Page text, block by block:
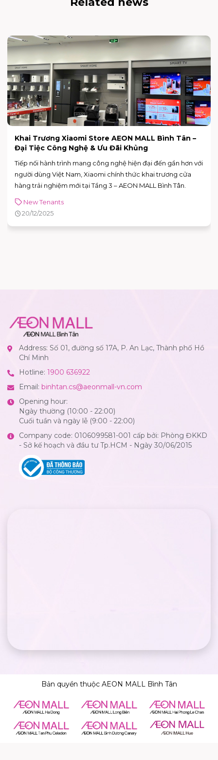
Khai Trương GiGO Cafe Tại AEON MALL Bình Tân –
Bước Vào “Ốc Đảo Giải Trí” Đậm Chất Nhật Bản
Khi trung tâm giải trí trở thành "Ốc đảo" giữa lòng phố thị
New Tenants
20/12/2025
Address: Số 01, đường số 17A, P. An Lạc, Thành phố Hồ
Chí Minh
Hotline: 1900 636922
Email: binhtan.cs@aeonmall-vn.com
Opening hour:
Ngày thường (10:00 - 22:00)
Cuối tuần và ngày lễ (9:00 - 22:00)
Company code: 0106099581-001 cấp bởi: Phòng ĐKKD
- Sở kế hoạch và đầu tư Tp.HCM - Ngày 30/06/2015
Bản quyền thuộc AEON MALL Bình Tân